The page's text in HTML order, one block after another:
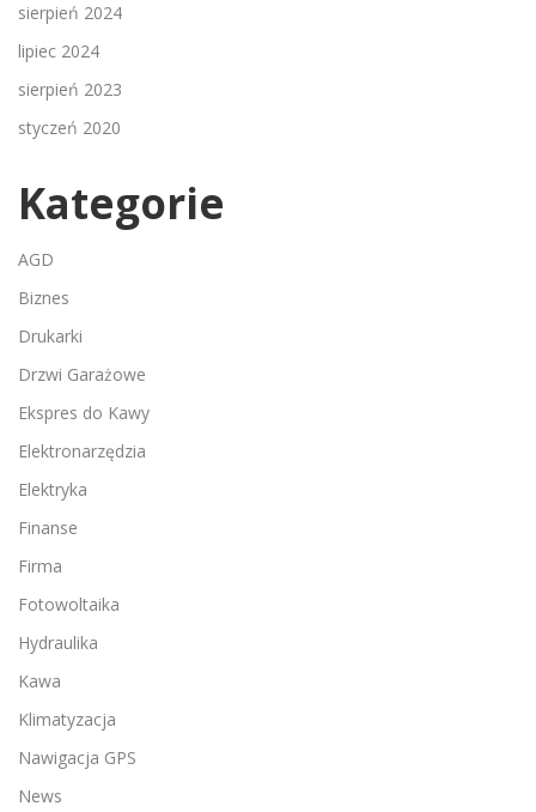
sierpień 2024
lipiec 2024
sierpień 2023
styczeń 2020
Kategorie
AGD
Biznes
Drukarki
Drzwi Garażowe
Ekspres do Kawy
Elektronarzędzia
Elektryka
Finanse
Firma
Fotowoltaika
Hydraulika
Kawa
Klimatyzacja
Nawigacja GPS
News